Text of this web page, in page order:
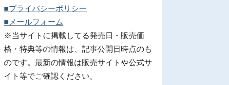
■プライバシーポリシー
■メールフォーム
※当サイトに掲載してる発売日・販売価
格・特典等の情報は、記事公開日時点のも
のです。最新の情報は販売サイトや公式サ
イト等でご確認ください。